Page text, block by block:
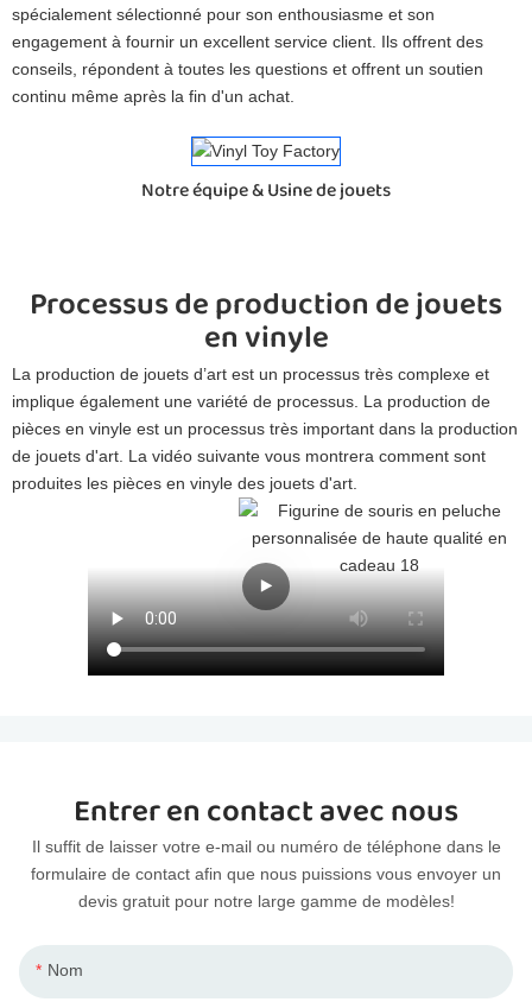
spécialement sélectionné pour son enthousiasme et son
engagement à fournir un excellent service client. Ils offrent des
conseils, répondent à toutes les questions et offrent un soutien
continu même après la fin d'un achat.
Notre équipe & Usine de jouets
Processus de production de jouets
en vinyle
La production de jouets d’art est un processus très complexe et
implique également une variété de processus. La production de
pièces en vinyle est un processus très important dans la production
de jouets d'art. La vidéo suivante vous montrera comment sont
produites les pièces en vinyle des jouets d'art.
Entrer en contact avec nous
Il suffit de laisser votre e-mail ou numéro de téléphone dans le
formulaire de contact afin que nous puissions vous envoyer un
devis gratuit pour notre large gamme de modèles!
Nom